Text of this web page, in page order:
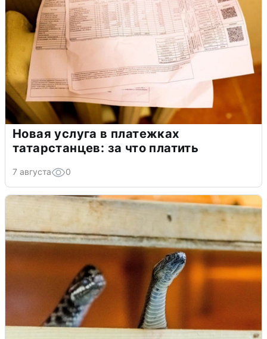
Новая услуга в платежках
татарстанцев: за что платить
7 августа 0